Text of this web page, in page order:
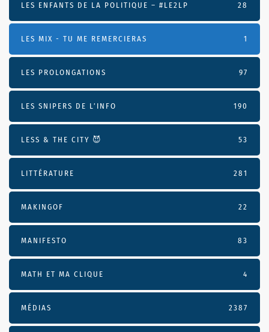
LES ENFANTS DE LA POLITIQUE – #LE2LP 28
LES MIX - TU ME REMERCIERAS 1
LES PROLONGATIONS 97
LES SNIPERS DE L’INFO 190
LESS & THE CITY 😈 53
LITTÉRATURE 281
MAKINGOF 22
MANIFESTO 83
MATH ET MA CLIQUE 4
MÉDIAS 2387